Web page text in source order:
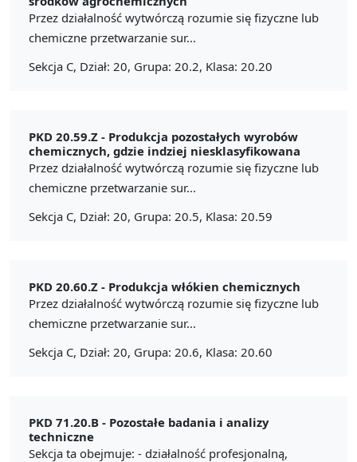
Przez działalność wytwórczą rozumie się fizyczne lub
chemiczne przetwarzanie sur...
Sekcja C, Dział: 20, Grupa: 20.2, Klasa: 20.20
PKD 20.59.Z - Produkcja pozostałych wyrobów
chemicznych, gdzie indziej niesklasyfikowana
Przez działalność wytwórczą rozumie się fizyczne lub
chemiczne przetwarzanie sur...
Sekcja C, Dział: 20, Grupa: 20.5, Klasa: 20.59
PKD 20.60.Z - Produkcja włókien chemicznych
Przez działalność wytwórczą rozumie się fizyczne lub
chemiczne przetwarzanie sur...
Sekcja C, Dział: 20, Grupa: 20.6, Klasa: 20.60
PKD 71.20.B - Pozostałe badania i analizy
techniczne
Sekcja ta obejmuje: - działalność profesjonalną,